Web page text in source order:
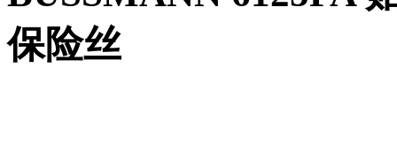
保险丝